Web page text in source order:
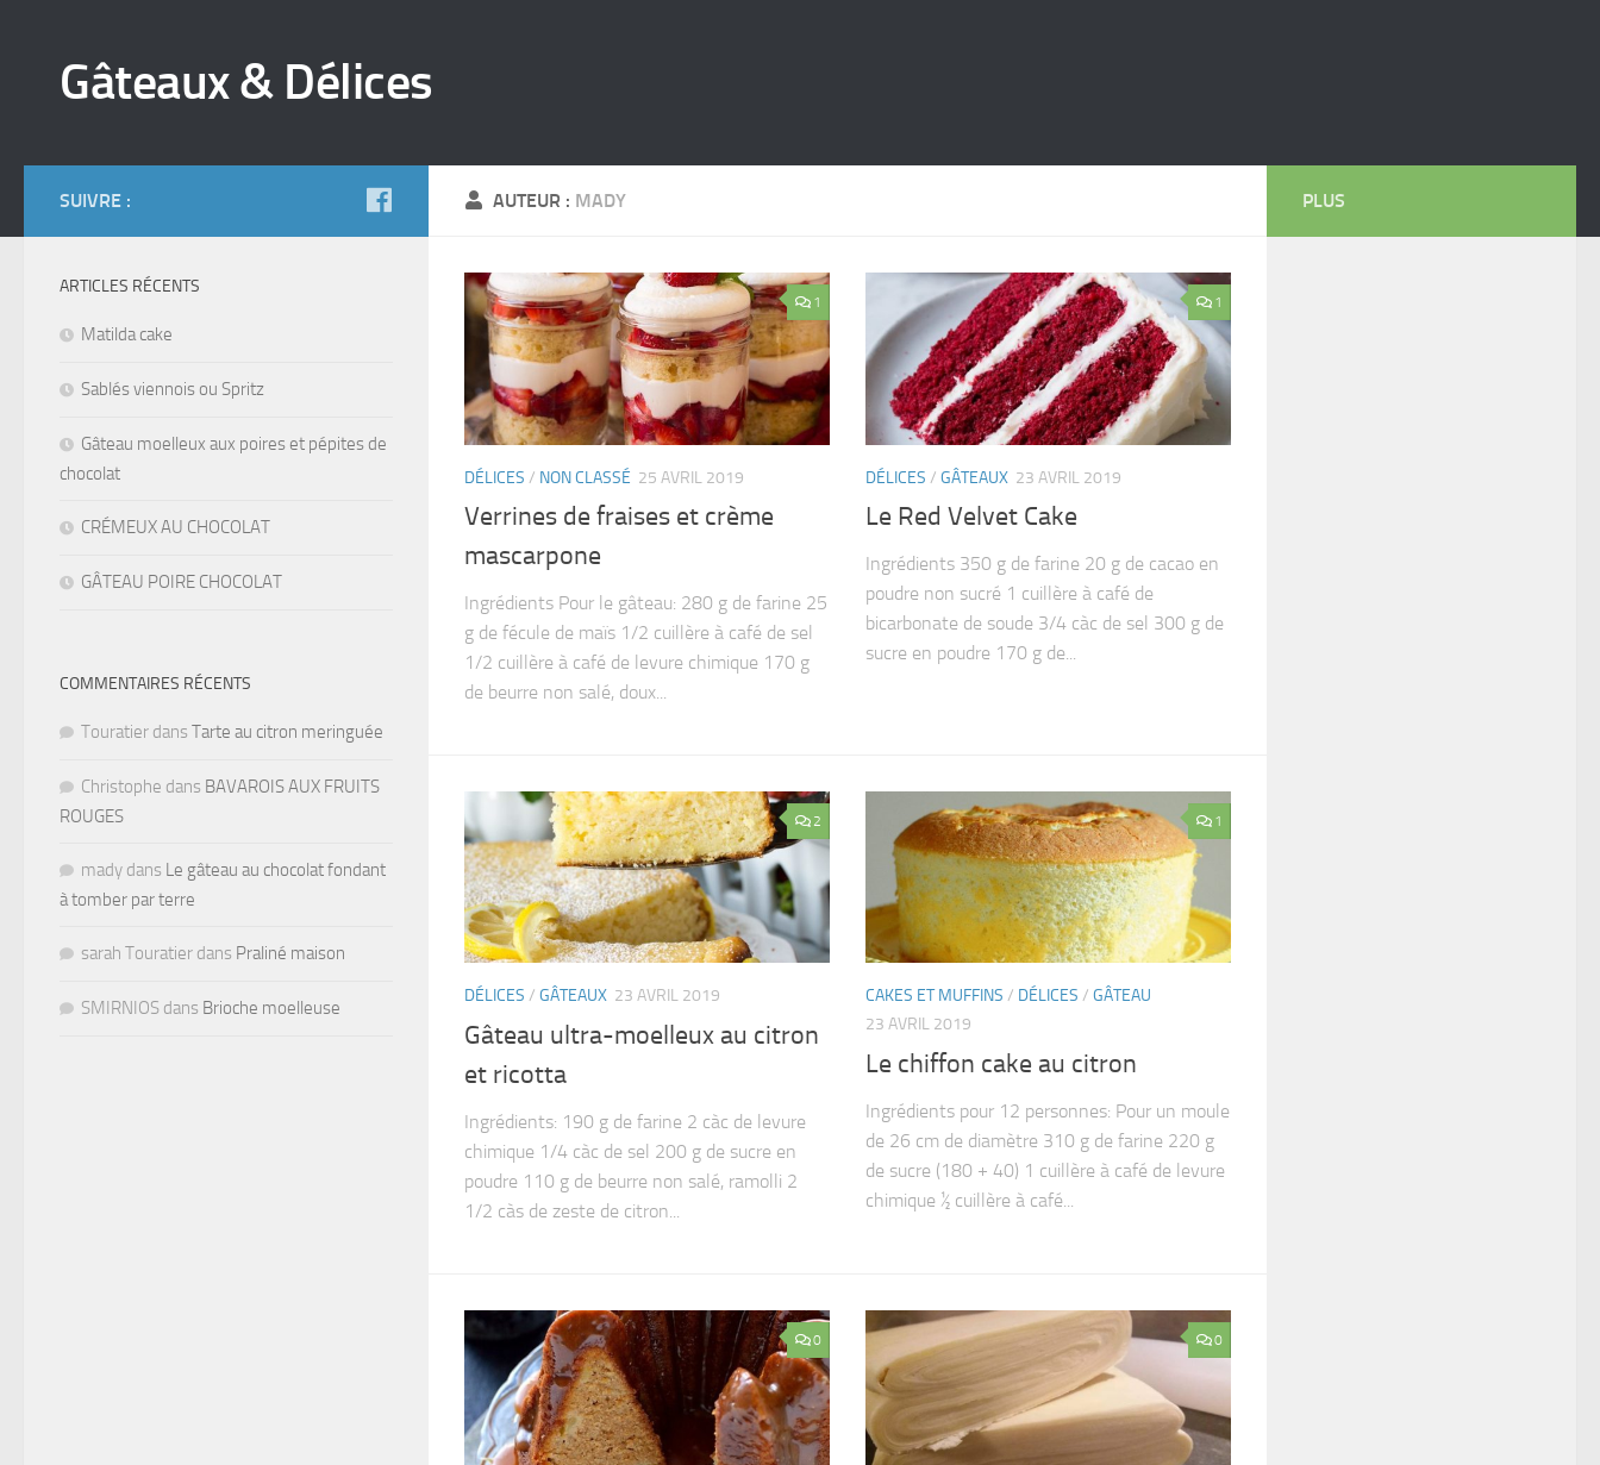
Gâteaux & Délices
AUTEUR : MADY
1
DÉLICES / NON CLASSÉ 25 AVRIL 2019
Verrines de fraises et crème
mascarpone
Ingrédients Pour le gâteau: 280 g de farine 25
g de fécule de maïs 1/2 cuillère à café de sel
1/2 cuillère à café de levure chimique 170 g
de beurre non salé, doux...
1
DÉLICES / GÂTEAUX 23 AVRIL 2019
Le Red Velvet Cake
Ingrédients 350 g de farine 20 g de cacao en
poudre non sucré 1 cuillère à café de
bicarbonate de soude 3/4 càc de sel 300 g de
sucre en poudre 170 g de...
2
DÉLICES / GÂTEAUX 23 AVRIL 2019
Gâteau ultra-moelleux au citron
et ricotta
Ingrédients: 190 g de farine 2 càc de levure
chimique 1/4 càc de sel 200 g de sucre en
poudre 110 g de beurre non salé, ramolli 2
1/2 càs de zeste de citron...
1
CAKES ET MUFFINS / DÉLICES / GÂTEAU
23 AVRIL 2019
Le chiffon cake au citron
Ingrédients pour 12 personnes: Pour un moule
de 26 cm de diamètre 310 g de farine 220 g
de sucre (180 + 40) 1 cuillère à café de levure
chimique ½ cuillère à café...
0 0
SUIVRE :
ARTICLES RÉCENTS
Matilda cake
Sablés viennois ou Spritz
Gâteau moelleux aux poires et pépites de
chocolat
CRÉMEUX AU CHOCOLAT
GÂTEAU POIRE CHOCOLAT
COMMENTAIRES RÉCENTS
Touratier dans Tarte au citron meringuée
Christophe dans BAVAROIS AUX FRUITS
ROUGES
mady dans Le gâteau au chocolat fondant
à tomber par terre
sarah Touratier dans Praliné maison
SMIRNIOS dans Brioche moelleuse
PLUS